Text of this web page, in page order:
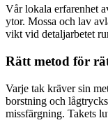
Vår lokala erfarenhet
ytor. Mossa och lav
vikt vid detaljarbetet
Rätt metod för
Varje tak kräver sin
borstning och
missfärgning. Takets